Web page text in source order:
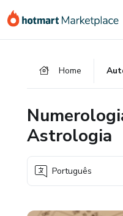
para
para
para
Home
Astrologia
Português